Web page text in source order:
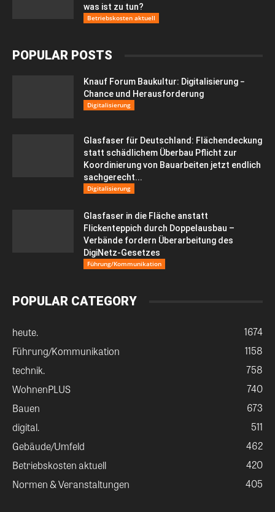
was ist zu tun?
Betriebskosten aktuell
POPULAR POSTS
Knauf Forum Baukultur: Digitalisierung −
Chance und Herausforderung
Digitalisierung
Glasfaser für Deutschland: Flächendeckung
statt schädlichem Überbau Pflicht zur
Koordinierung von Bauarbeiten jetzt endlich
sachgerecht...
Digitalisierung
Glasfaser in die Fläche anstatt
Flickenteppich durch Doppelausbau –
Verbände fordern Überarbeitung des
DigiNetz-Gesetzes
Führung/Kommunikation
POPULAR CATEGORY
heute.
1674
Führung/Kommunikation
1158
technik.
758
WohnenPLUS
740
Bauen
673
digital.
511
Gebäude/Umfeld
462
Betriebskosten aktuell
420
Normen & Veranstaltungen
405